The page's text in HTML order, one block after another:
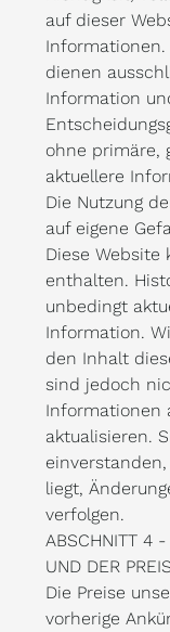
auf dieser
Informationen.
dienen
Information
ohne primäre,
aktuellere
Die Nutzung
auf eigene
Diese
enthalten.
unbedingt
Information.
den Inhalt
sind jedoch
Informationen
aktualisieren.
liegt,
verfolgen.
ABSCHNITT 4 -
UND DER
Die Preise
vorherige